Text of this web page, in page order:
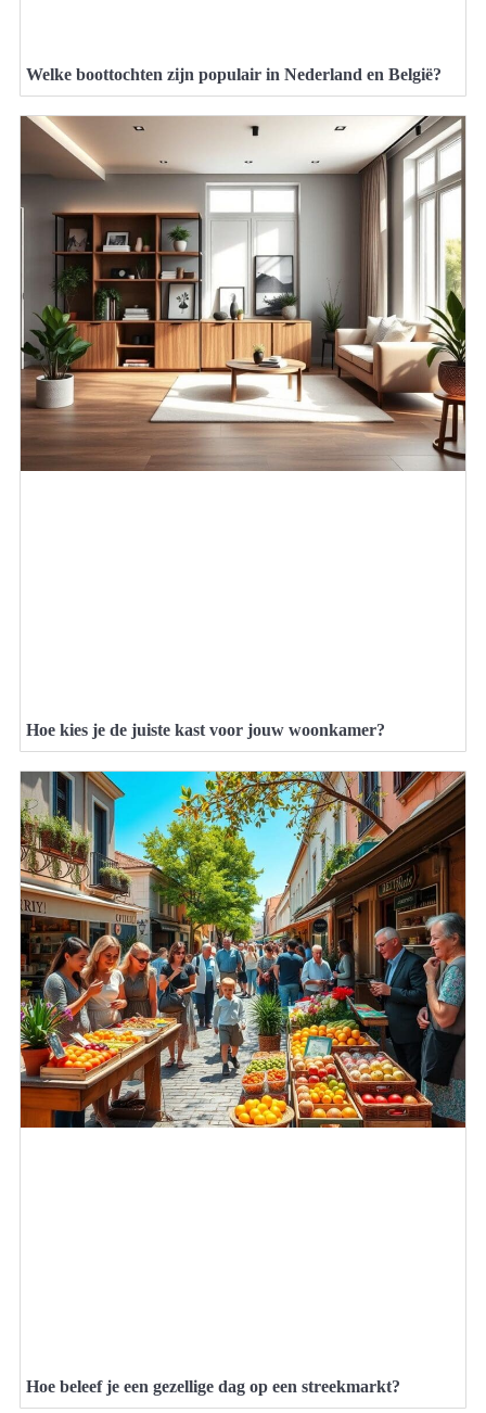
Welke boottochten zijn populair in Nederland en België?
Hoe kies je de juiste kast voor jouw woonkamer?
Hoe beleef je een gezellige dag op een streekmarkt?